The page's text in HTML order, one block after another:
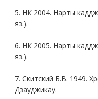
5. НК 2004. Нарты
яз.).
6. НК 2005. Нарты
яз.).
7. Скитский Б.В. 1949.
Дзауджикау.